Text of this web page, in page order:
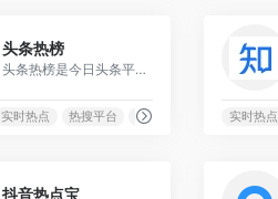
头条热榜
头条热榜是今日头条平台推出的热搜榜单
实时热点 热搜平台 热词榜 实时热点
抖音热点宝